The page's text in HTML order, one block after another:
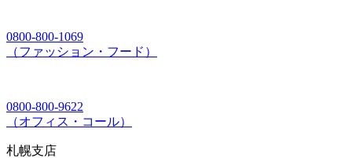
0800-800-1069
（ファッション・フード）
0800-800-9622
（オフィス・コール）
札幌支店